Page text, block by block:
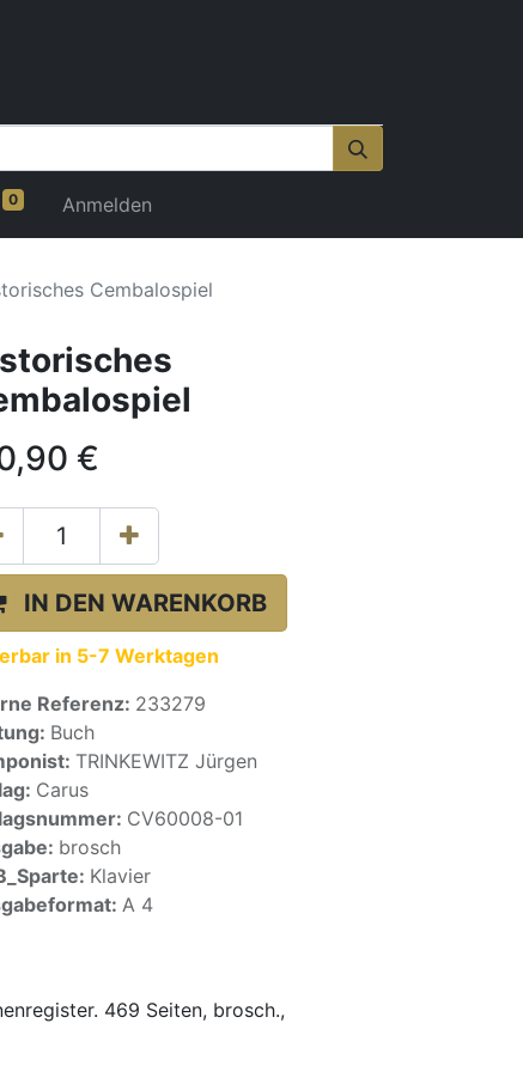
0 Anmelden
Cembalospiel
€
IN DEN WARENKORB
in 5-7 Werktagen
Referenz: 233279
Buch
TRINKEWITZ Jürgen
Carus
CV60008-01
brosch
Klavier
A 4
469 Seiten, brosch.,